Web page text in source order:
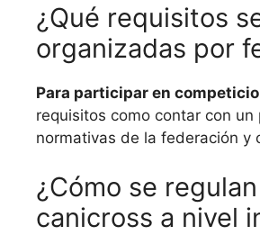
¿Qué requisitos
organizadas por
Para participar en
requisitos como contar con
normativas de la federación y
¿Cómo se
canicross a nivel